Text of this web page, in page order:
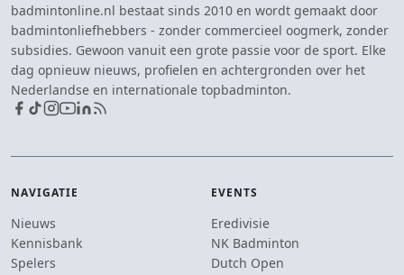
badmintonline.nl bestaat sinds 2010 en wordt gemaakt door
badmintonliefhebbers - zonder commercieel oogmerk, zonder
subsidies. Gewoon vanuit een grote passie voor de sport. Elke
dag opnieuw nieuws, profielen en achtergronden over het
Nederlandse en internationale topbadminton.
NAVIGATIE
Nieuws
Kennisbank
Spelers
EVENTS
Eredivisie
NK Badminton
Dutch Open